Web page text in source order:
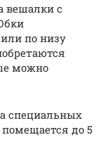
вешалки с
по низу
можно
специальных
до 5